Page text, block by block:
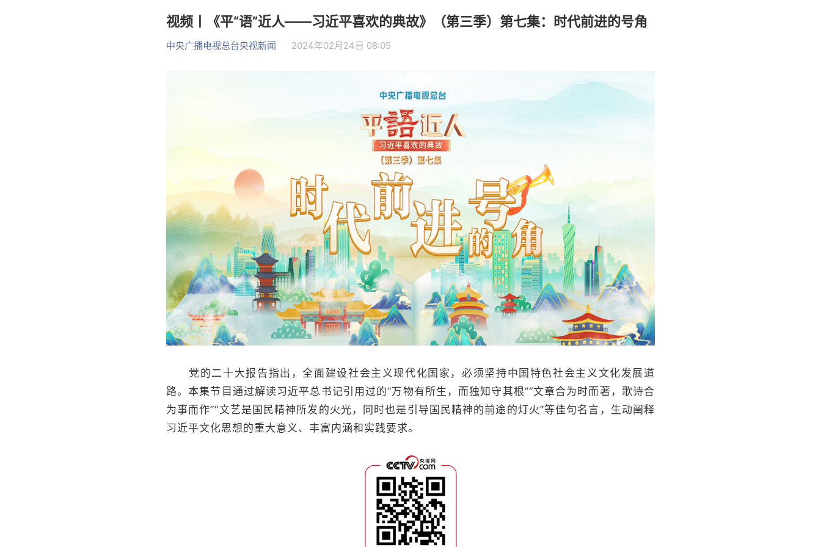
视频丨《平“语”近人——习近平喜欢的典故》（第三季）第七集：时代前进的号角
中央广播电视总台央视新闻 2024年02月24日 08:05
党的二十大报告指出，全面建设社会主义现代化国家，必须坚持中国特色社会主义文化发展道
路。本集节目通过解读习近平总书记引用过的“万物有所生，而独知守其根”“文章合为时而著，歌诗合
为事而作”“文艺是国民精神所发的火光，同时也是引导国民精神的前途的灯火”等佳句名言，生动阐释
习近平文化思想的重大意义、丰富内涵和实践要求。